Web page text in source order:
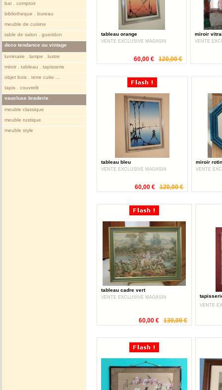
bar . comptoir
bibliotheque . bureau
meuble de cuisine
table de salon . gueridon
deco tendance ou vintage
luminaire . lampe . lustre
miroir . tableau . tapisserie
objet bois . terre cuite ...
tapis . couvrelit
vaucluse braderie
meuble classique
meuble rustique
meuble style
tableau orange
VENTE EXCLUSIVE MAGASIN
60,00 € 120,00 €
miroir
VENTE
tableau bleu
VENTE EXCLUSIVE MAGASIN
60,00 € 120,00 €
miroir
VENTE
tableau cadre vert
VENTE EXCLUSIVE MAGASIN
60,00 € 130,00 €
VENTE